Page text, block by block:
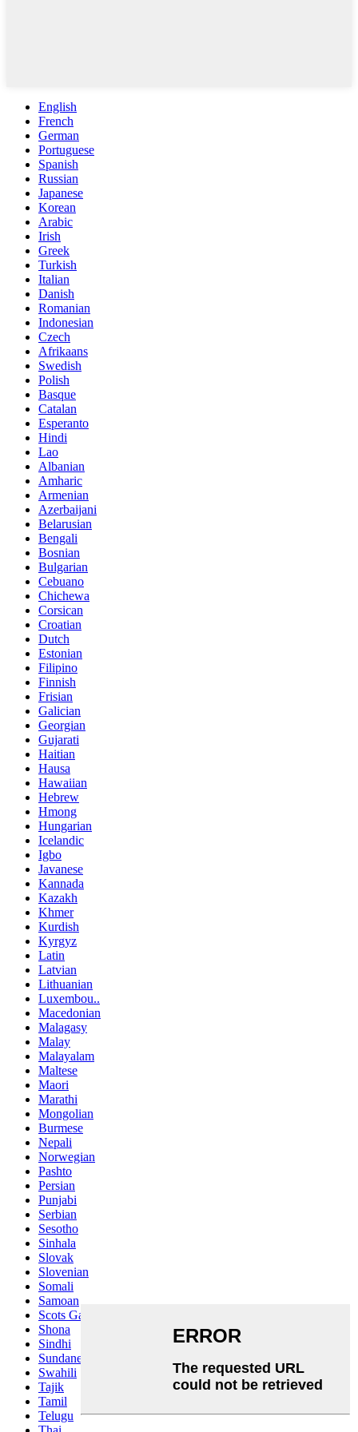
English
French
German
Portuguese
Spanish
Russian
Japanese
Korean
Arabic
Irish
Greek
Turkish
Italian
Danish
Romanian
Indonesian
Czech
Afrikaans
Swedish
Polish
Basque
Catalan
Esperanto
Hindi
Lao
Albanian
Amharic
Armenian
Azerbaijani
Belarusian
Bengali
Bosnian
Bulgarian
Cebuano
Chichewa
Corsican
Croatian
Dutch
Estonian
Filipino
Finnish
Frisian
Galician
Georgian
Gujarati
Haitian
Hausa
Hawaiian
Hebrew
Hmong
Hungarian
Icelandic
Igbo
Javanese
Kannada
Kazakh
Khmer
Kurdish
Kyrgyz
Latin
Latvian
Lithuanian
Luxembou..
Macedonian
Malagasy
Malay
Malayalam
Maltese
Maori
Marathi
Mongolian
Burmese
Nepali
Norwegian
Pashto
Persian
Punjabi
Serbian
Sesotho
Sinhala
Slovak
Slovenian
Somali
Samoan
Scots Gaelic
Shona
Sindhi
Sundanese
Swahili
Tajik
Tamil
Telugu